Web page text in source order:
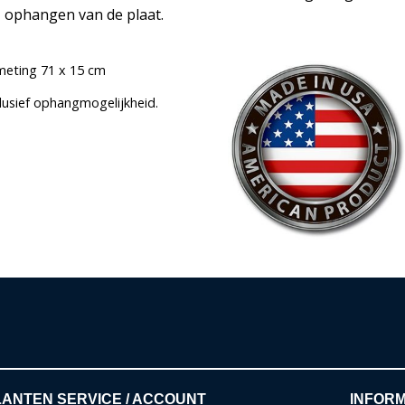
ophangen van de plaat.
71 x 15 cm
ophangmogelijkheid.
SERVICE / ACCOUNT